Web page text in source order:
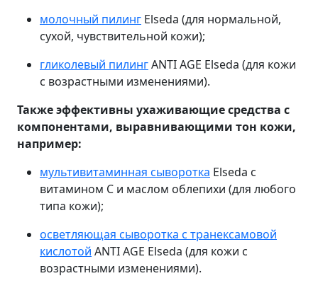
молочный пилинг Elseda (для нормальной,
сухой, чувствительной кожи);
гликолевый пилингANTI AGE Elseda (для кожи
с возрастными изменениями).
Также эффективны ухаживающие средства с
компонентами, выравнивающими тон кожи,
например:
мультивитаминная сыворотка Elseda с
витамином С и маслом облепихи (для любого
типа кожи);
осветляющая сыворотка с транексамовой
кислотой ANTI AGE Elseda (для кожи с
возрастными изменениями).